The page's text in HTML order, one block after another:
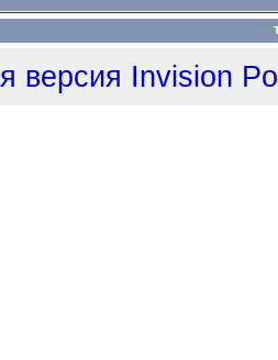
версия Invision